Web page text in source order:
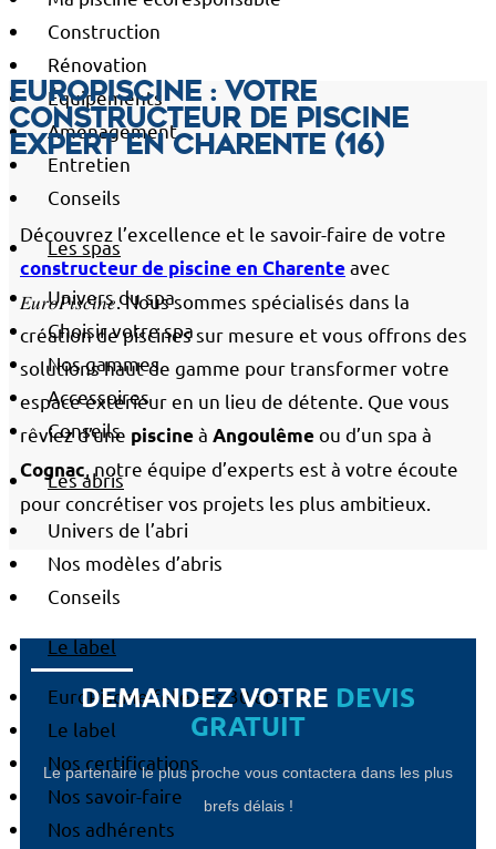
Construction
Rénovation
Équipements
Aménagement
Entretien
Conseils
Les spas
Univers du spa
Choisir votre spa
Nos gammes
Accessoires
Conseils
Les abris
Univers de l’abri
Nos modèles d’abris
Conseils
Le label
EuroPiscine fête ses 30 ans
Le label
Nos certifications
Nos savoir-faire
Nos adhérents
Europiscine : votre
constructeur de piscine
expert en Charente (16)
Découvrez l’excellence et le savoir-faire de votre
constructeur de piscine en Charenteavec
𝐸𝑢𝑟𝑜𝑃𝑖𝑠𝑐𝑖𝑛𝑒. Nous sommes spécialisés dans la
création de piscines sur mesure et vous offrons des
solutions haut de gamme pour transformer votre
espace extérieur en un lieu de détente. Que vous
rêviez d’une piscineà Angoulêmeou d’un spa à
Cognac , notre équipe d’experts est à votre écoute
pour concrétiser vos projets les plus ambitieux.
DEMANDEZ VOTRE DEVIS
GRATUIT
Le partenaire le plus proche vous contactera dans les plus
brefs délais !